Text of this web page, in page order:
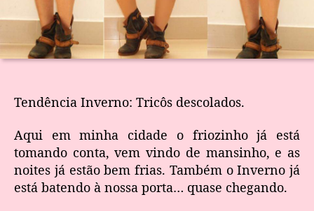
Tendência Inverno: Tricôs descolados.
Aqui em minha cidade o friozinho já está
tomando conta, vem vindo de mansinho, e as
noites já estão bem frias. Também o Inverno já
está batendo à nossa porta… quase chegando.